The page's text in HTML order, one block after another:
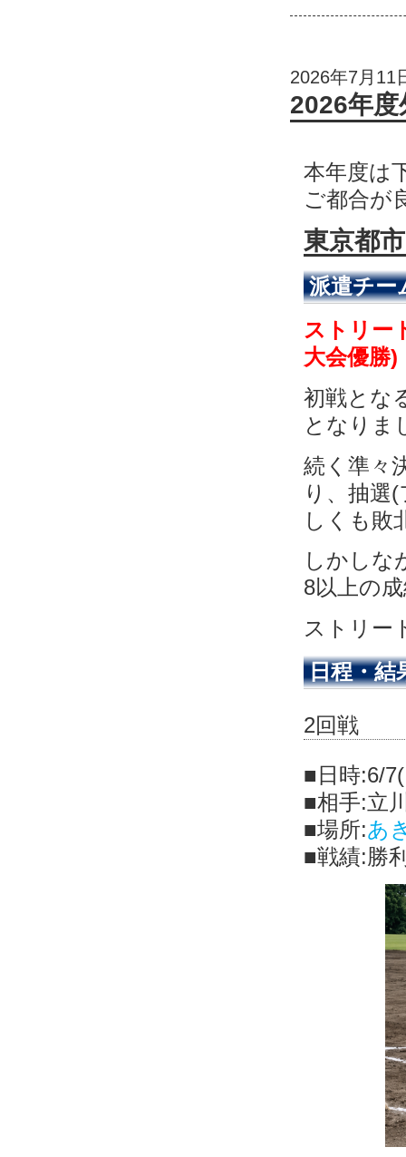
2026年7月11
2026年度
本年度は
ご都合が
東京都
派遣チー
ストリー
大会優勝)
初戦とな
となりま
続く準々
り、抽選
しくも敗
しかしな
8以上の
ストリー
日程・結
2回戦
■日時:6/
■相手:立
■場所:あ
■戦績:勝